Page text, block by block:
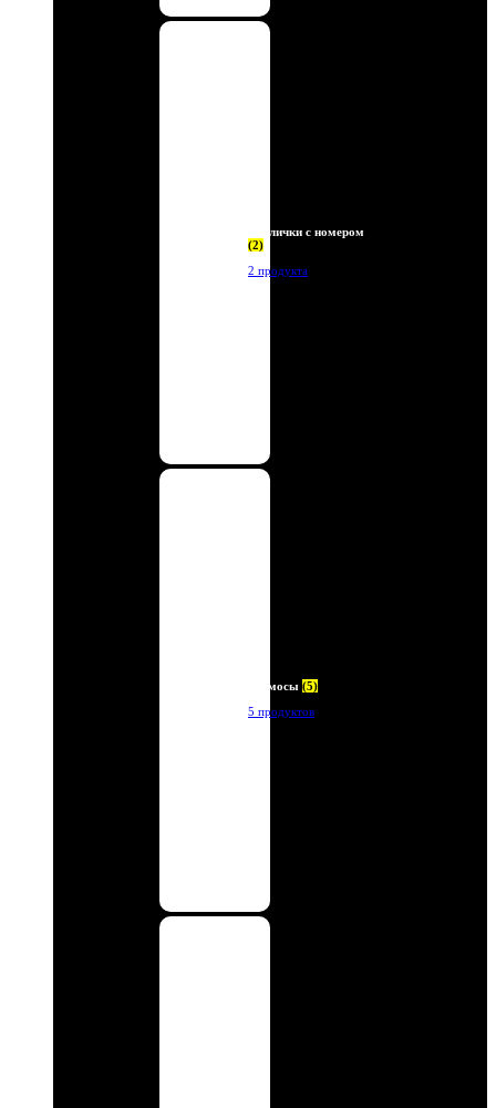
Таблички с номером
(2)
2 продукта
Термосы (5)
5 продуктов